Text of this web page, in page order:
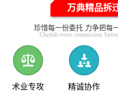
万典精品拆
珍惜每一份委托 力争把每
Cherish every commission
术业专攻 精诚协作